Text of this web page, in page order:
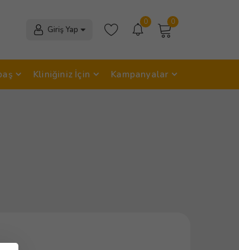
0
0
Giriş Yap
Kliniğiniz İçin Kampanyalar